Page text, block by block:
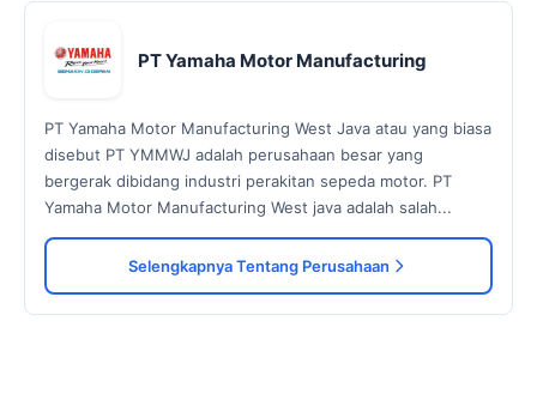
PT Yamaha Motor Manufacturing
PT Yamaha Motor Manufacturing West Java atau yang biasa
disebut PT YMMWJ adalah perusahaan besar yang
bergerak dibidang industri perakitan sepeda motor. PT
Yamaha Motor Manufacturing West java adalah salah...
Selengkapnya Tentang Perusahaan